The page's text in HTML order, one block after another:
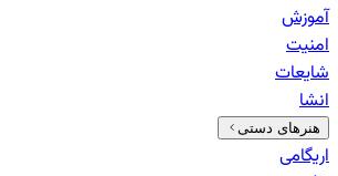
آموزش
امنیت
شایعات
انشا
هنرهای دستی
اریگامی